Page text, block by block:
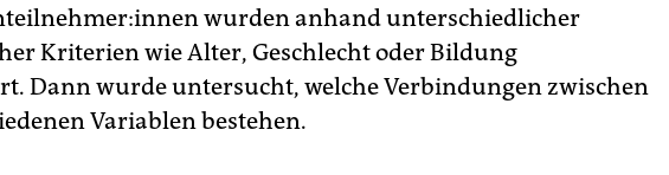
wurden anhand unterschiedlicher
Kriterien wie Alter, Geschlecht oder Bildung
Dann wurde untersucht, welche Verbindungen zwischen
Variablen bestehen.